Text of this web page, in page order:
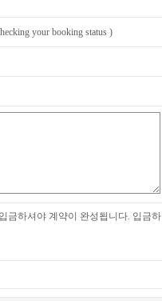
your booking status )
금하셔야 계약이 완성됩니다. 입금하